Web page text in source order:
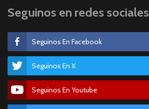
Seguinos en redes sociales
Seguinos En Facebook
Seguinos En X
Seguinos En Youtube